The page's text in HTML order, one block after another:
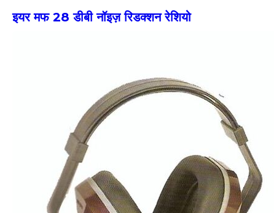
इयर मफ 28 डीबी नॉइज़ रिडक्शन रेशियो